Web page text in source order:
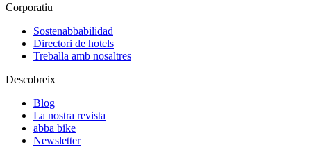
Corporatiu
Sostenabbabilidad
Directori de hotels
Treballa amb nosaltres
Descobreix
Blog
La nostra revista
abba bike
Newsletter